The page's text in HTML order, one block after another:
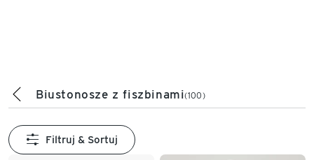
Biustonosze z fiszbinami(100)
Filtruj & Sortuj